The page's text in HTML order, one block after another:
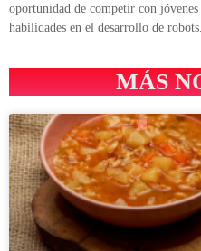
oportunidad de competir con
habilidades en el desarrollo de robots.
MÁS